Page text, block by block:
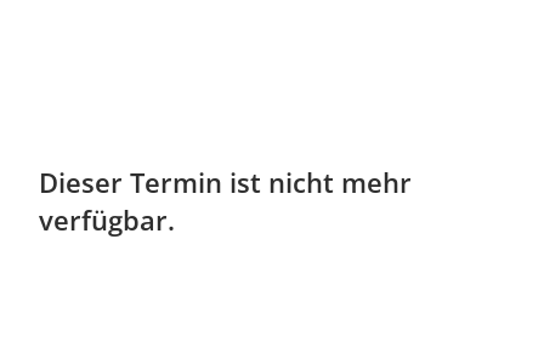
Dieser Termin ist nicht mehr
verfügbar.